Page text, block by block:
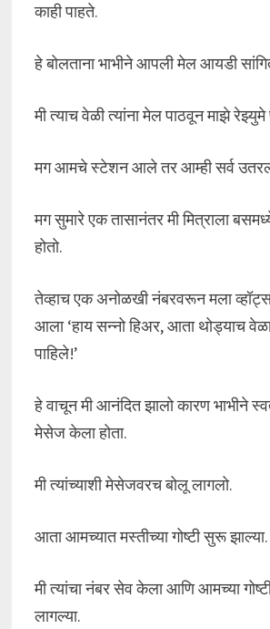
काही पाहते.
हे बोलताना भाभीने आपली मेल आयडी
मी त्याच वेळी त्यांना मेल पाठवून माझे
मग आमचे स्टेशन आले तर आम्ही सर्व
मग सुमारे एक तासानंतर मी मित्राला
होतो.
तेव्हाच एक अनोळखी नंबरवरून मला
आला ‘हाय सन्नो हिअर, आता थोड्याच
पाहिले!’
हे वाचून मी आनंदित झालो कारण भाभीने
मेसेज केला होता.
मी त्यांच्याशी मेसेजवरच बोलू लागलो.
आता आमच्यात मस्तीच्या गोष्टी सुरू झाल्या.
मी त्यांचा नंबर सेव केला आणि आमच्या
लागल्या.